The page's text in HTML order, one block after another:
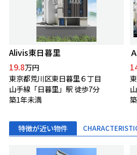
Alivis東日暮里
19.8万円
東京都荒川区東日暮里６丁目
山手線「日暮里」駅 徒歩7分
築1年未満
特徴が近い物件